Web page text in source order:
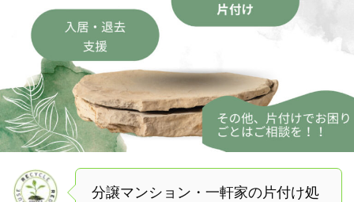
分譲マンション・一軒家の片付け処